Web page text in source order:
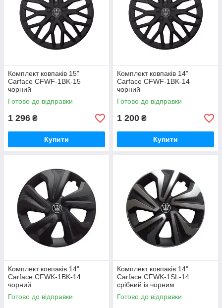
Комплект ковпаків 15"
Carface CFWF-1BK-15
чорний
Готово до відправки
1 296 ₴
Купити
Комплект ковпаків 14"
Carface CFWF-1BK-14
чорний
Готово до відправки
1 200 ₴
Купити
Комплект ковпаків 14"
Carface CFWK-1BK-14
чорний
Готово до відправки
Комплект ковпаків 14"
Carface CFWK-1SL-14
срібний із чорним
Готово до відправки